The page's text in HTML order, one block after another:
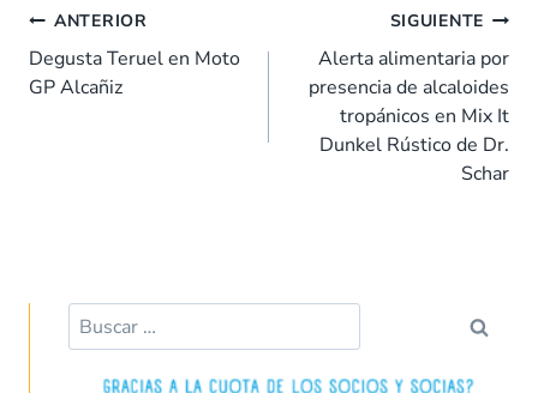
b
o
o
s
A
p
dI t ar
tir
Navegación
de
entradas
ANTERIOR
Degusta Teruel en Moto
GP Alcañiz
SIGUIENTE
Alerta alimentaria por
presencia de alcaloides
tropánicos en Mix It
Dunkel Rústico de Dr.
Schar
Buscar: